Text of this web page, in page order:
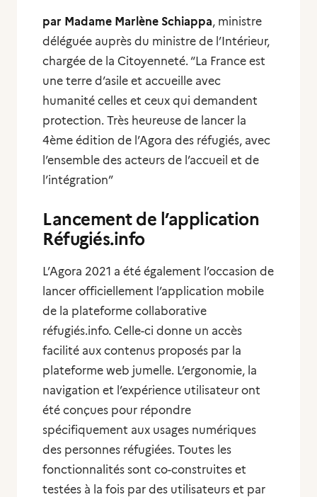
par Madame Marlène Schiappa, ministre
déléguée auprès du ministre de l’Intérieur,
chargée de la Citoyenneté. “La France est
une terre d’asile et accueille avec
humanité celles et ceux qui demandent
protection. Très heureuse de lancer la
4ème édition de l’Agora des réfugiés, avec
l’ensemble des acteurs de l’accueil et de
l’intégration”
Lancement de l’application
Réfugiés.info
L’Agora 2021 a été également l’occasion de
lancer officiellement l’application mobile
de la plateforme collaborative
réfugiés.info. Celle-ci donne un accès
facilité aux contenus proposés par la
plateforme web jumelle. L’ergonomie, la
navigation et l’expérience utilisateur ont
été conçues pour répondre
spécifiquement aux usages numériques
des personnes réfugiées. Toutes les
fonctionnalités sont co-construites et
testées à la fois par des utilisateurs et par